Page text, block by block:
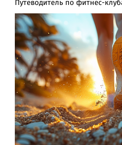
Путеводитель по фитнес-